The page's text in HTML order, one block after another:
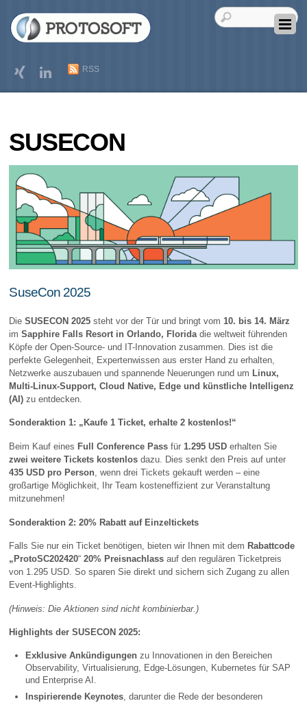
RSS
SUSECON
SuseCon 2025
DieSUSECON 2025 steht vor der Tür und bringt vom 10. bis 14. März
imSapphire Falls Resort in Orlando, Florida die weltweit führenden
Köpfe der Open-Source- und IT-Innovation zusammen. Dies ist die
perfekte Gelegenheit, Expertenwissen aus erster Hand zu erhalten,
Netzwerke auszubauen und spannende Neuerungen rund um Linux,
Multi-Linux-Support, Cloud Native, Edge und künstliche Intelligenz
(AI) zu entdecken.
Sonderaktion 1: „Kaufe 1 Ticket, erhalte 2 kostenlos!“
Beim Kauf eines Full Conference Pass für 1.295 USD erhalten Sie
zwei weitere Tickets kostenlos dazu. Dies senkt den Preis auf unter
435 USD pro Person , wenn drei Tickets gekauft werden – eine
großartige Möglichkeit, Ihr Team kosteneffizient zur Veranstaltung
mitzunehmen!
Sonderaktion 2: 20% Rabatt auf Einzeltickets
Falls Sie nur ein Ticket benötigen, bieten wir Ihnen mit dem Rabattcode
„ProtoSC202420“20% Preisnachlass auf den regulären Ticketpreis
von 1.295 USD. So sparen Sie direkt und sichern sich Zugang zu allen
Event-Highlights.
(Hinweis: Die Aktionen sind nicht kombinierbar.)
Highlights der SUSECON 2025:
Exklusive Ankündigungen zu Innovationen in den Bereichen
Observability, Virtualisierung, Edge-Lösungen, Kubernetes für SAP
und Enterprise AI.
Inspirierende Keynotes, darunter die Rede der besonderen